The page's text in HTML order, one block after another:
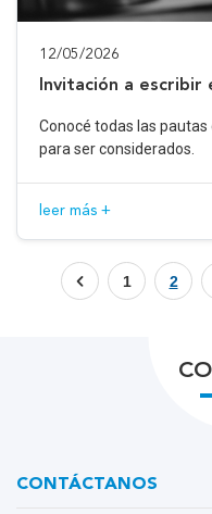
12/05/2026
Invitación a escribir
Conocé todas las
para ser considerados.
leer más +
1 2
CONTÁCTANOS